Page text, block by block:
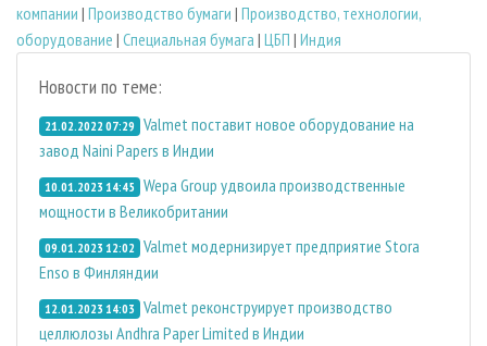
компании | Производство бумаги | Производство, технологии,
оборудование | Специальная бумага | ЦБП | Индия
Новости по теме:
21.02.2022 07:29 Valmet поставит новое оборудование на
завод Naini Papers в Индии
10.01.2023 14:45 Wepa Group удвоила производственные
мощности в Великобритании
09.01.2023 12:02 Valmet модернизирует предприятие Stora
Enso в Финляндии
12.01.2023 14:03 Valmet реконструирует производство
целлюлозы Andhra Paper Limited в Индии